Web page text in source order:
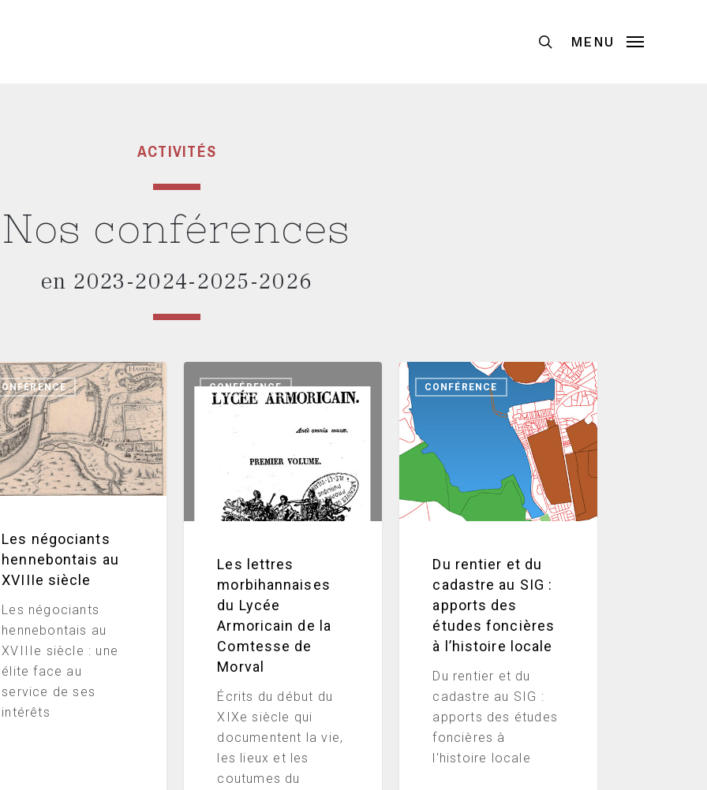
Recherche
MENU
ACTIVITÉS
Nos conférences
en 2023-2024-2025-2026
Les négociants
hennebontais au
XVIIIe siècle
Les négociants
hennebontais au
XVIIIe siècle : une
élite face au
service de ses
intérêts
CONFÉRENCE
lettres
morbihannaises
Armoricain
Les lettres
morbihannaises
du Lycée
Armoricain de la
Comtesse de
Morval
Écrits du début du
XIXe siècle qui
documentent la vie,
les lieux et les
coutumes du
CONFÉRENCE
Du
rentier
et
du
cadastre
:
l’histoire
Du rentier et du
cadastre au SIG :
apports des
études foncières
à l’histoire locale
Du rentier et du
cadastre au SIG :
apports des études
foncières à
l'histoire locale